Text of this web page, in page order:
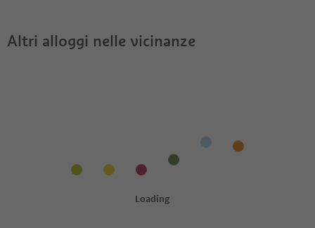
Altri alloggi nelle vicinanze